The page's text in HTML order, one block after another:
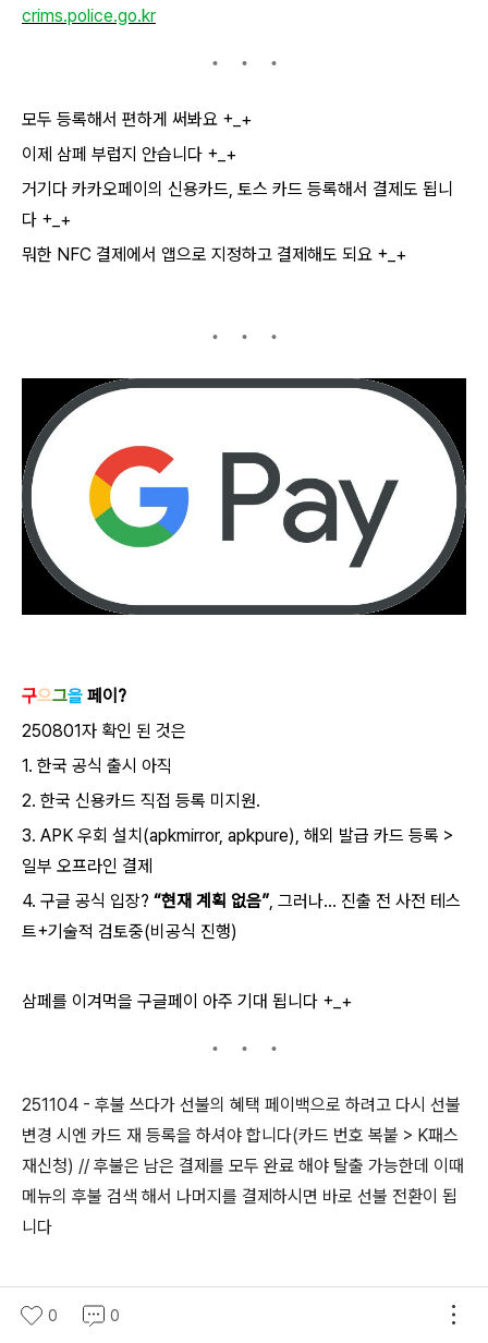
crims.police.go.kr
모두 등록해서 편하게 써봐요 +_+
이제 삼페 부럽지 안습니다 +_+
거기다 카카오페이의 신용카드, 토스 카드 등록해서 결제도 됩니
다 +_+
뭐한 NFC 결제에서 앱으로 지정하고 결제해도 되요 +_+
구으그을 페이?
250801자 확인 된 것은
1. 한국 공식 출시 아직
2. 한국 신용카드 직접 등록 미지원.
3. APK 우회 설치(apkmirror, apkpure), 해외 발급 카드 등록 >
일부 오프라인 결제
4. 구글 공식 입장? “현재 계획 없음” , 그러나... 진출 전 사전 테스
트+기술적 검토중(비공식 진행)
삼페를 이겨먹을 구글페이 아주 기대 됩니다 +_+
251104 - 후불 쓰다가 선불의 혜택 페이백으로 하려고 다시 선불
변경 시엔 카드 재 등록을 하셔야 합니다(카드 번호 복붙 > K패스
재신청) // 후불은 남은 결제를 모두 완료 해야 탈출 가능한데 이때
메뉴의 후불 검색 해서 나머지를 결제하시면 바로 선불 전환이 됩
니다
*폰 모서리로도 인식 됩니다
0 0